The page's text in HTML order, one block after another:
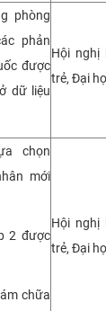
phòng
phản
được
dữ liệu
Hội nghị
trẻ, Đại
chọn
mới
2 được
chữa
Hội nghị
trẻ, Đại